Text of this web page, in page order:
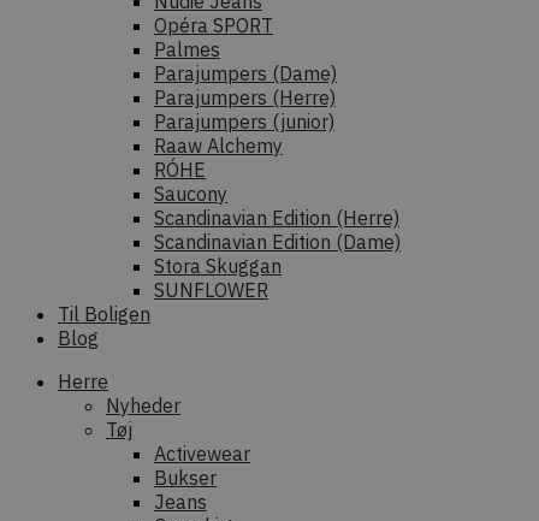
Opéra SPORT
Palmes
Parajumpers (Dame)
Parajumpers (Herre)
Parajumpers (junior)
Raaw Alchemy
RÓHE
Saucony
Scandinavian Edition (Herre)
Scandinavian Edition (Dame)
Stora Skuggan
SUNFLOWER
Til Boligen
Blog
Herre
Nyheder
Tøj
Activewear
Bukser
Jeans